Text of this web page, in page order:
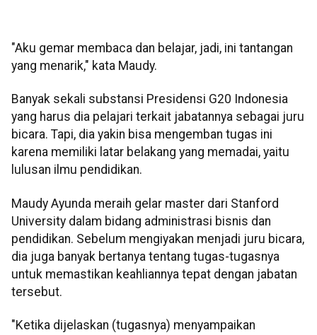
"Aku gemar membaca dan belajar, jadi, ini tantangan
yang menarik," kata Maudy.
Banyak sekali substansi Presidensi G20 Indonesia
yang harus dia pelajari terkait jabatannya sebagai juru
bicara. Tapi, dia yakin bisa mengemban tugas ini
karena memiliki latar belakang yang memadai, yaitu
lulusan ilmu pendidikan.
Maudy Ayunda meraih gelar master dari Stanford
University dalam bidang administrasi bisnis dan
pendidikan. Sebelum mengiyakan menjadi juru bicara,
dia juga banyak bertanya tentang tugas-tugasnya
untuk memastikan keahliannya tepat dengan jabatan
tersebut.
"Ketika dijelaskan (tugasnya) menyampaikan